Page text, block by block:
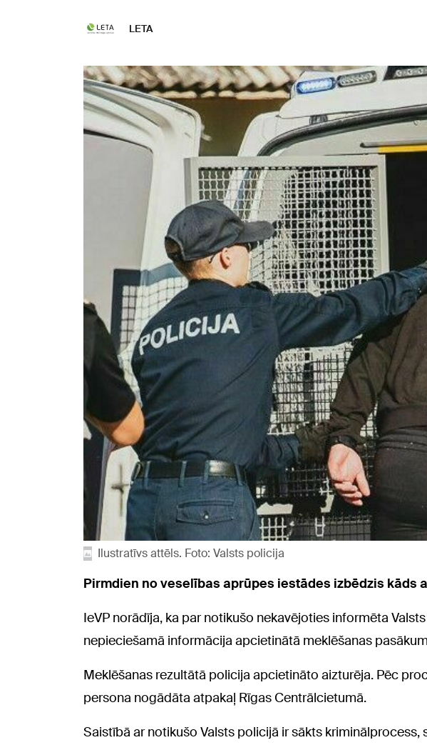
LETA
Ilustratīvs attēls. Foto: Valsts policija
Pirmdien no veselības aprūpes iestādes izbēdzis kāds
IeVP norādīja, ka par notikušo nekavējoties informēta
nepieciešamā informācija apcietinātā meklēšanas
Meklēšanas rezultātā policija apcietināto aizturēja. Pēc
persona nogādāta atpakaļ Rīgas Centrālcietumā.
Saistībā ar notikušo Valsts policijā ir sākts kriminālprocess,